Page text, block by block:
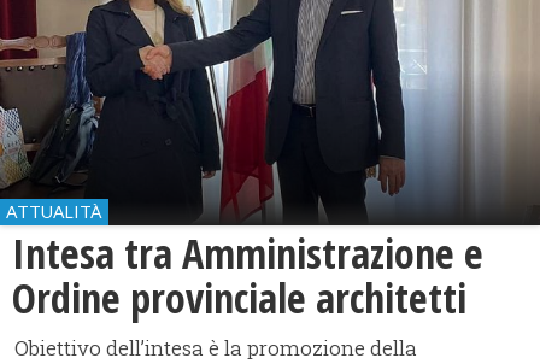
ATTUALITÀ
Intesa tra Amministrazione e
Ordine provinciale architetti
Obiettivo dell’intesa è la promozione della